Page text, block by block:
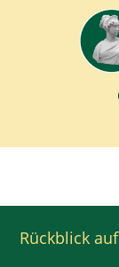
Rückblick